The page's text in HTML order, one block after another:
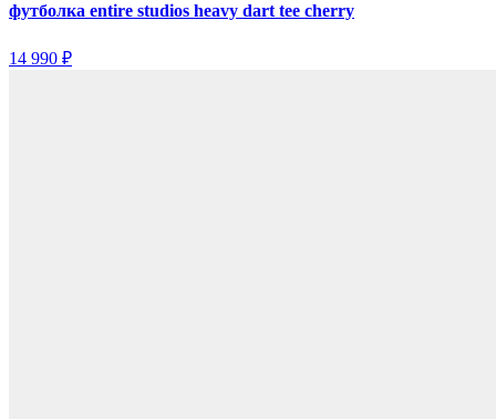
футболка entire studios heavy dart tee cherry
14 990 ₽